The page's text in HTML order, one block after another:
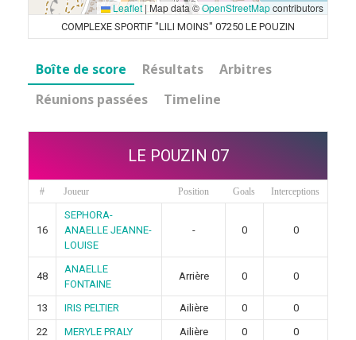
Leaflet|Map data ©OpenStreetMapcontributors
COMPLEXE SPORTIF "LILI MOINS" 07250 LE POUZIN
Boîte de score Résultats
Arbitres
Réunions passées
Timeline
LE POUZIN 07
# Joueur Position Goals Interceptions
16
SEPHORA-
ANAELLE JEANNE-
LOUISE
- 0 0
48
ANAELLE
FONTAINE
Arrière 0 0
13 IRIS PELTIER Ailière 0
0
22
MERYLE PRALY Ailière 0
0